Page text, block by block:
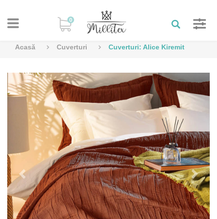
0
Acasă Cuverturi Cuverturi: Alice Kiremit
Previous Next